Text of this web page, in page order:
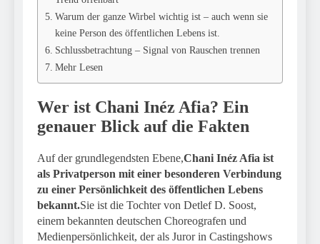
Warum der ganze Wirbel wichtig ist – auch wenn sie
keine Person des öffentlichen Lebens ist.
Schlussbetrachtung – Signal von Rauschen trennen
Mehr Lesen
Wer ist Chani Inéz Afia? Ein
genauer Blick auf die Fakten
Auf der grundlegendsten Ebene,Chani Inéz Afia ist
als Privatperson mit einer besonderen Verbindung
zu einer Persönlichkeit des öffentlichen Lebens
bekannt.Sie ist die Tochter von Detlef D. Soost,
einem bekannten deutschen Choreografen und
Medienpersönlichkeit, der als Juror in Castingshows